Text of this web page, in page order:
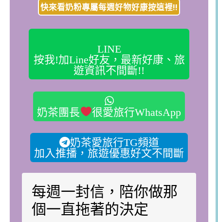
快來看奶粉專屬每週好物好康按這裡!!
LINE
按我!加Line好友，最新好康、旅
遊資訊不間斷!!
奶茶團長 很愛旅行WhatsApp
奶茶愛旅行TG頻道
加入推播，旅遊優惠好文不間斷
每週一封信，陪你做那
個一直拖著的決定